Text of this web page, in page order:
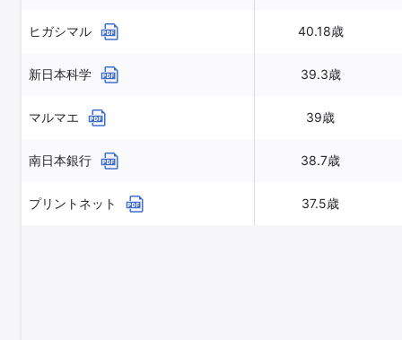
ヒガシマル 40.18歳
新日本科学 39.3歳
マルマエ 39歳
南日本銀行 38.7歳
プリントネット 37.5歳